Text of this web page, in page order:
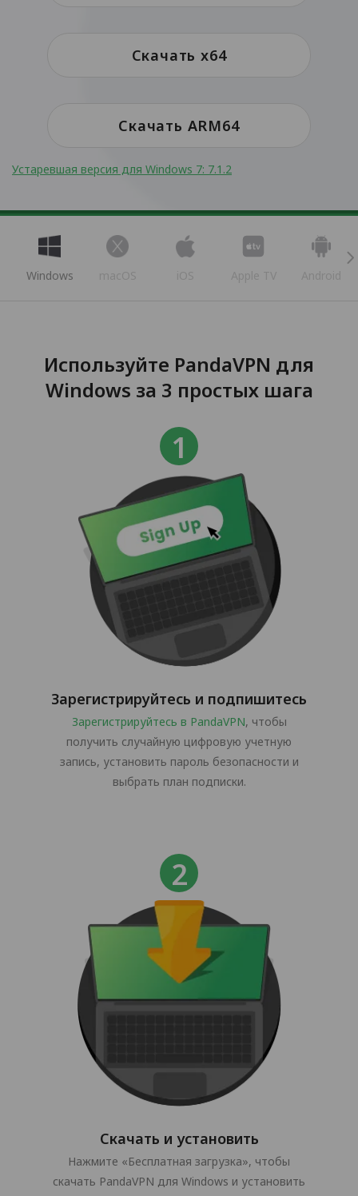
Скачать x64
Скачать ARM64
Устаревшая версия для Windows 7: 7.1.2
Windows macOS iOS Apple TV Android
Используйте PandaVPN для
Windows за 3 простых шага
Зарегистрируйтесь и подпишитесь
Зарегистрируйтесь в PandaVPN, чтобы
получить случайную цифровую учетную
запись, установить пароль безопасности и
выбрать план подписки.
Скачать и установить
Нажмите «Бесплатная загрузка», чтобы
скачать PandaVPN для Windows и установить